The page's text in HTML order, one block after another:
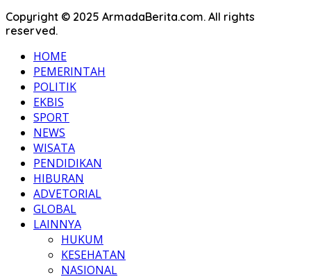
Copyright © 2025 ArmadaBerita.com. All rights
reserved.
HOME
PEMERINTAH
POLITIK
EKBIS
SPORT
NEWS
WISATA
PENDIDIKAN
HIBURAN
ADVETORIAL
GLOBAL
LAINNYA
HUKUM
KESEHATAN
NASIONAL